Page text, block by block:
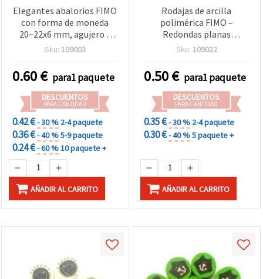
Elegantes abalorios FIMO
con forma de moneda
20~22x6 mm, agujero 2
mm – perfectos para
proyectos DIY – set de 2
unidades
Sku: 109003
0.60€ para1 paquete
DESCUENTOS
PARA CANTIDAD
0.42 €- 30 % 2-4 paquete
0.36 €- 40 %5-9 paquete
0.24 €- 60 %10 paquete +
AÑADIR AL CARRITO
Rodajas de arcilla
polimérica FIMO –
Redondas planas
“moneda”, Ø 10 mm,
para bisutería,
scrapbooking, nail art y
resina epoxi
Sku: 109022
0.50€ para1 paquete
DESCUENTOS
PARA CANTIDAD
0.35 €- 30 % 2-4 paquete
0.30 €- 40 %5 paquete +
AÑADIR AL CARRITO